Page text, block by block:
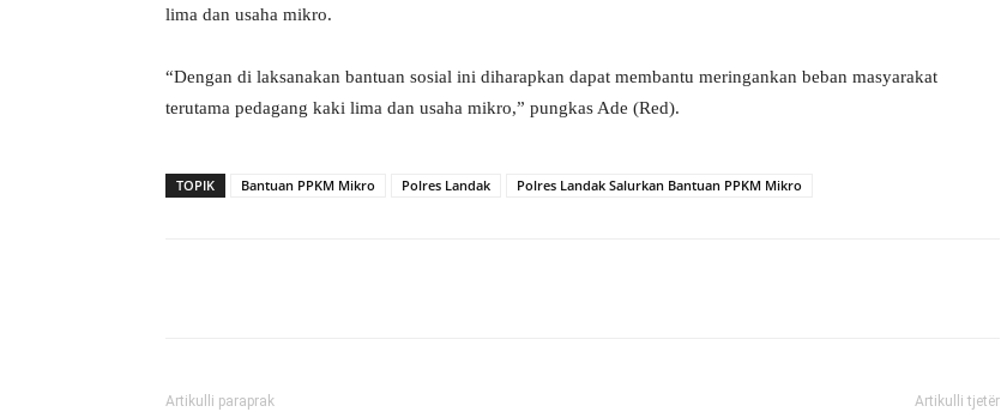
lima dan usaha mikro.
“Dengan di laksanakan bantuan sosial ini diharapkan dapat membantu meringankan beban masyarakat
terutama pedagang kaki lima dan usaha mikro,” pungkas Ade (Red).
TOPIK Bantuan PPKM Mikro Polres Landak Polres Landak Salurkan Bantuan PPKM Mikro
Artikulli paraprak Artikulli tjetër